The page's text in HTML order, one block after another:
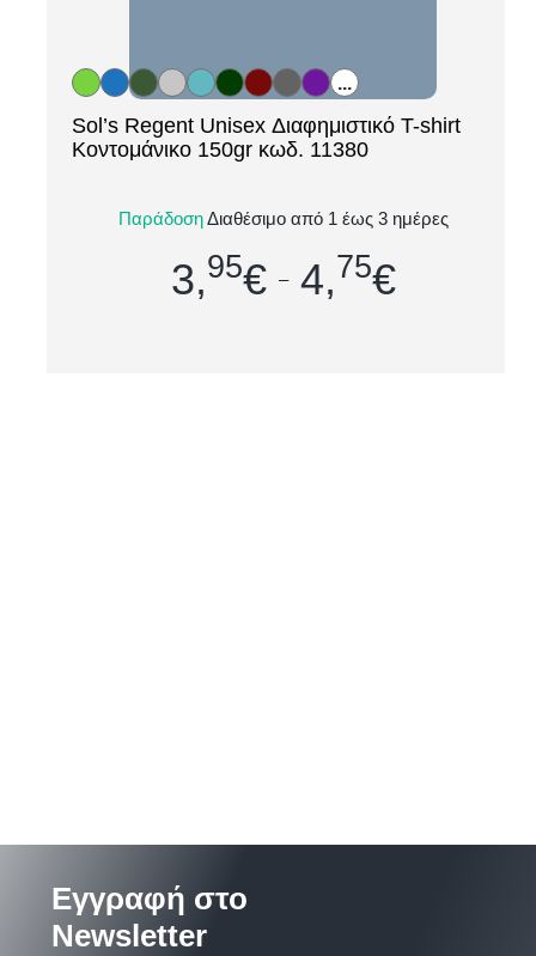
...
[ti_wishlists_addtowishlist loop=yes]
Sol’s Regent Unisex Διαφημιστικό T-shirt
Κοντομάνικο 150gr κωδ. 11380
πωλήσεις unisex διαφημιστικό T-shirt της
κατηγορίας του — ένας ιδανικό...
ΠαράδοσηΔιαθέσιμο από 1 έως 3 ημέρες
3,95€ – 4,75€
Εγγραφή στο
Newsletter